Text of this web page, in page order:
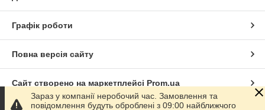
Графік роботи
Повна версія сайту
Сайт створено на маркетплейсі Prom.ua
Зараз у компанії неробочий час. Замовлення та
повідомлення будуть оброблені з 09:00 найближчого